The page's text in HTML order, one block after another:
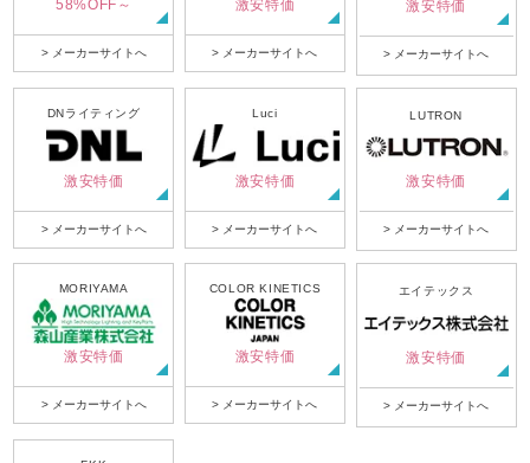
58%OFF～
> メーカーサイトへ
激安特価
> メーカーサイトへ
激安特価
> メーカーサイトへ
DNライティング
激安特価
> メーカーサイトへ
Luci
激安特価
> メーカーサイトへ
LUTRON
激安特価
> メーカーサイトへ
MORIYAMA
激安特価
> メーカーサイトへ
COLOR KINETICS
激安特価
> メーカーサイトへ
エイテックス
激安特価
> メーカーサイトへ